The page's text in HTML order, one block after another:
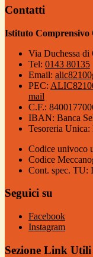
Contatti
Istituto Comprensivo
Via Duchessa
Tel: 0143 80135
Email:
PEC:
mail
C.F.:
IBAN: Banca
Tesoreria
Codice univoco
Codice
Cont. spec. TU:
Seguici su
Facebook
Instagram
Sezione Link Utili